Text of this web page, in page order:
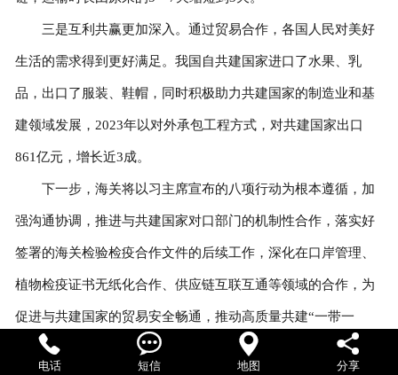
三是互利共赢更加深入。通过贸易合作，各国人民对美好
生活的需求得到更好满足。我国自共建国家进口了水果、乳
品，出口了服装、鞋帽，同时积极助力共建国家的制造业和基
建领域发展，2023年以对外承包工程方式，对共建国家出口
861亿元，增长近3成。
下一步，海关将以习主席宣布的八项行动为根本遵循，加
强沟通协调，推进与共建国家对口部门的机制性合作，落实好
签署的海关检验检疫合作文件的后续工作，深化在口岸管理、
植物检疫证书无纸化合作、供应链互联互通等领域的合作，为
促进与共建国家的贸易安全畅通，推动高质量共建“一带一
路”行稳致远作出海关贡献。

电话

短信

地图

分享